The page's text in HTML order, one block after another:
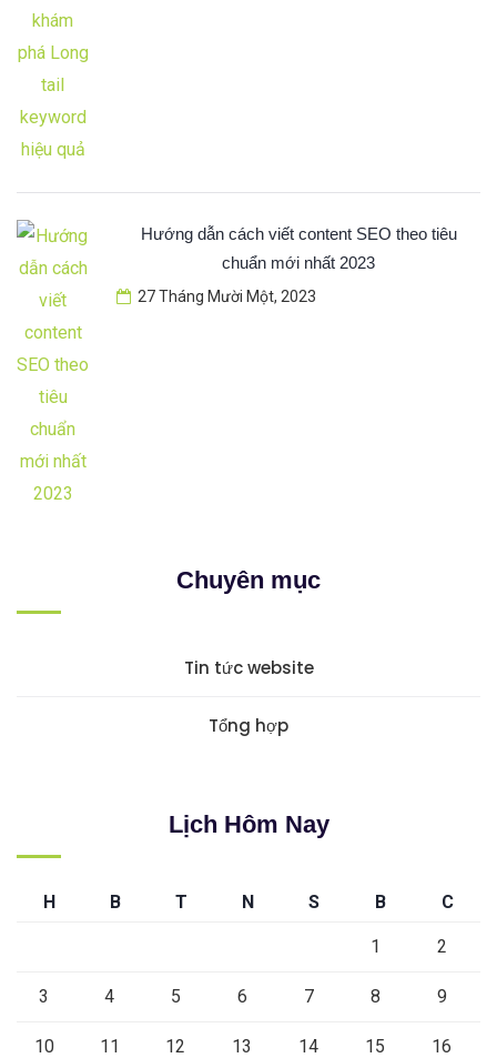
Hướng dẫn cách viết content SEO theo tiêu
chuẩn mới nhất 2023
27 Tháng Mười Một, 2023
Chuyên mục
Tin tức website
Tổng hợp
Lịch Hôm Nay
H B T N S B C
1 2
3 4 5 6 7 8 9
10 11 12 13 14 15 16